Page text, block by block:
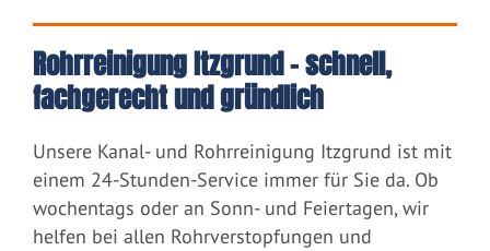
Rohrreinigung Itzgrund – schnell,
fachgerecht und gründlich
Unsere Kanal- und Rohrreinigung Itzgrund ist mit
einem 24-Stunden-Service immer für Sie da. Ob
wochentags oder an Sonn- und Feiertagen, wir
helfen bei allen Rohrverstopfungen und